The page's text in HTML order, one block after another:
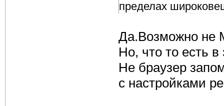
пределах
Да.Возможно не
Но, что то есть
Не браузер
с настройками